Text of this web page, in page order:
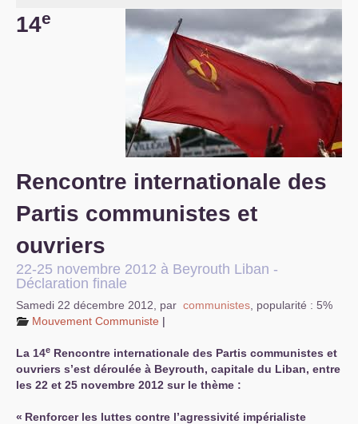
S’organiser
14e
Rencontre internationale des
Partis communistes et
ouvriers
22-25 novembre 2012 à Beyrouth Liban -
Déclaration finale
Samedi 22 décembre 2012 par communistes popularité : 5%
Mouvement Communiste |
La 14e Rencontre internationale des Partis communistes et
ouvriers s’est déroulée à Beyrouth, capitale du Liban, entre
les 22 et 25 novembre 2012 sur le thème :
« Renforcer les luttes contre l’agressivité impérialiste